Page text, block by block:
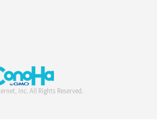
Inc. All Rights Reserved.